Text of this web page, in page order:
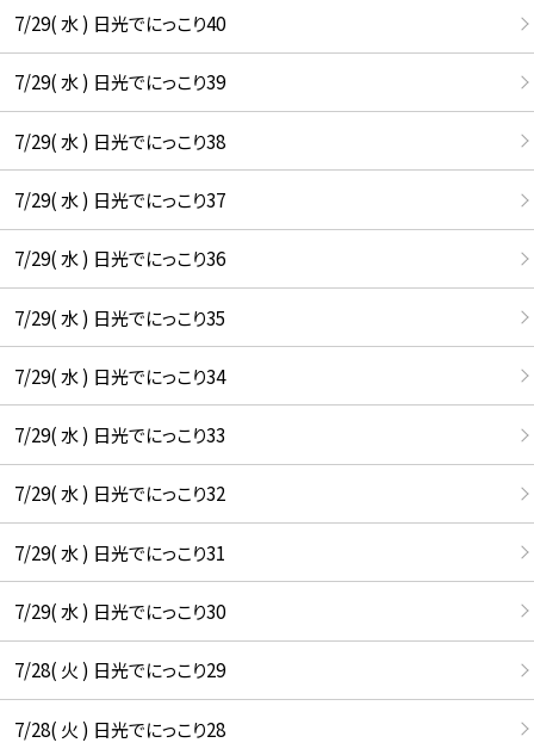
7/29( 水 ) 日光でにっこり40
7/29( 水 ) 日光でにっこり39
7/29( 水 ) 日光でにっこり38
7/29( 水 ) 日光でにっこり37
7/29( 水 ) 日光でにっこり36
7/29( 水 ) 日光でにっこり35
7/29( 水 ) 日光でにっこり34
7/29( 水 ) 日光でにっこり33
7/29( 水 ) 日光でにっこり32
7/29( 水 ) 日光でにっこり31
7/29( 水 ) 日光でにっこり30
7/28( 火 ) 日光でにっこり29
7/28( 火 ) 日光でにっこり28